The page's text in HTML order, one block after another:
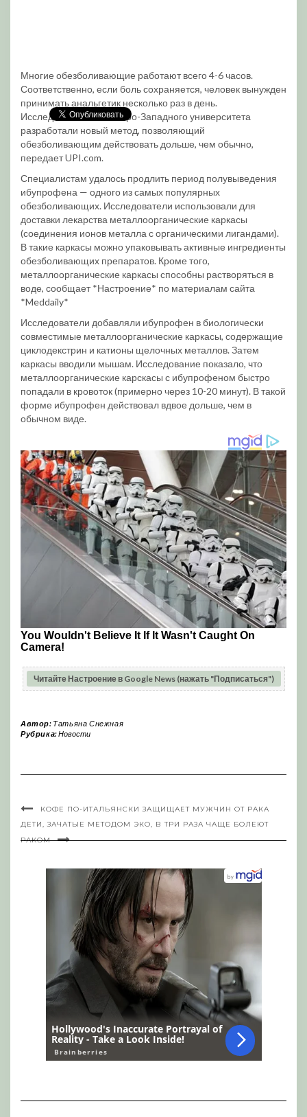
Многие обезболивающие работают всего 4-6 часов.
Соответственно, если боль сохраняется, человек вынужден
принимать анальгетик несколько раз в день.
Исследователи из Северо-Западного университета
разработали новый метод, позволяющий
обезболивающим действовать дольше, чем обычно,
передает UPI.com.
Специалистам удалось продлить период полувыведения
ибупрофена — одного из самых популярных
обезболивающих. Исследователи использовали для
доставки лекарства металлоорганические каркасы
(соединения ионов металла с органическими лигандами).
В такие каркасы можно упаковывать активные ингредиенты
обезболивающих препаратов. Кроме того,
металлоорганические каркасы способны растворяться в
воде, сообщает *Настроение* по материалам сайта
*Meddaily*
Исследователи добавляли ибупрофен в биологически
совместимые металлоорганические каркасы, содержащие
циклодекстрин и катионы щелочных металлов. Затем
каркасы вводили мышам. Исследование показало, что
металлоорганические карскасы с ибупрофеном быстро
попадали в кровоток (примерно через 10-20 минут). В такой
форме ибупрофен действовал вдвое дольше, чем в
обычном виде.
Читайте Настроение в Google News (нажать "Подписаться")
Автор: Татьяна Снежная
Рубрика:Новости
КОФЕ ПО-ИТАЛЬЯНСКИ ЗАЩИЩАЕТ МУЖЧИН ОТ РАКА
ДЕТИ, ЗАЧАТЫЕ МЕТОДОМ ЭКО, В ТРИ РАЗА ЧАЩЕ БОЛЕЮТ
РАКОМ